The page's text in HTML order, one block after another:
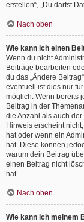
erstellen“, „Du darfst
Nach oben
Wie kann ich einen
Wenn du nicht
Beiträge bearbeiten
du das „Ändere
eventuell ist dies nur
möglich. Wenn bereits
Beitrag in der
die Anzahl als auch
Hinweis erscheint
hat oder wenn ein
hat. Diese können
warum dein Beitrag
einen Beitrag nicht
hat.
Nach oben
Wie kann ich meinem